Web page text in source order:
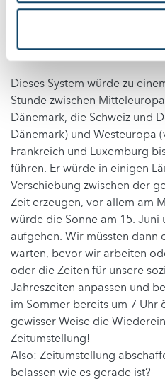
Dieses System würde zu
Stunde zwischen
Dänemark, die Schweiz und
Dänemark) und Westeuropa
Frankreich und Luxemburg
führen. Er würde in einigen
Verschiebung zwischen der
Zeit erzeugen, vor allem am
würde die Sonne am 15. Juni
aufgehen. Wir müssten dann
warten, bevor wir arbeiten
oder die Zeiten für unsere
Jahreszeiten anpassen und
im Sommer bereits um 7 Uhr
gewisser Weise die
Zeitumstellung!
Also: Zeitumstellung
belassen wie es gerade ist?